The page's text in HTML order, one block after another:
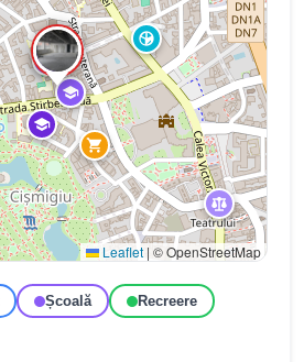
Leaflet | © OpenStreetMap
Școală Recreere